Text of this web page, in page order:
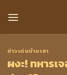
ข่าวเด่นบ้านเฮา
ผงะ! ทหาร